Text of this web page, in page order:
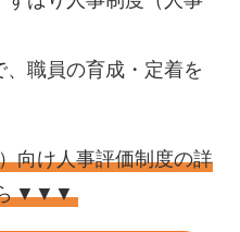
職員の育成・定着を
け人事評価制度の詳
▼▼▼